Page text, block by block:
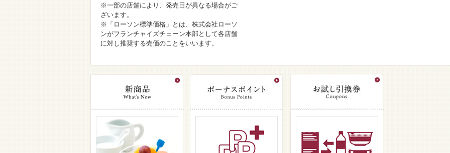
※一部の店舗により、発売日が異なる場合がご
ざいます。
※「ローソン標準価格」とは、株式会社ローソ
ンがフランチャイズチェーン本部として各店舗
に対し推奨する売価のことをいいます。